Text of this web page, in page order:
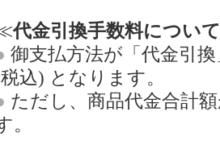
代金引換手数料について
御支払方法が「代金引
込) となります。
ただし、商品代金合計
。